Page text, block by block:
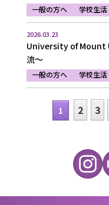
一般の方へ 学校生活
2026.03.23
University of Mount
流～
一般の方へ 学校生活
1 2 3